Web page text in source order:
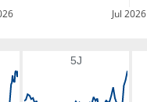
Jul 2026
5J